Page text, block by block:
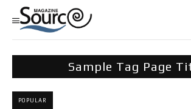
Sample Tag Page
POPULAR